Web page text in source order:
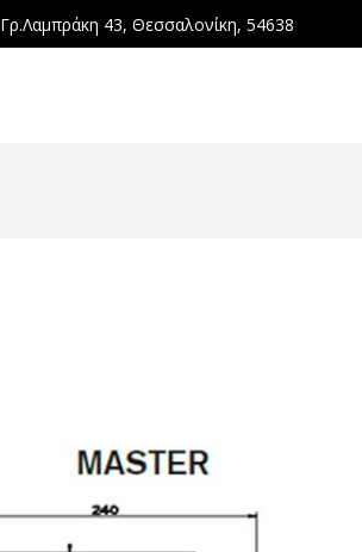
Γρ.Λαμπράκη 43, Θεσσαλονίκη, 54638